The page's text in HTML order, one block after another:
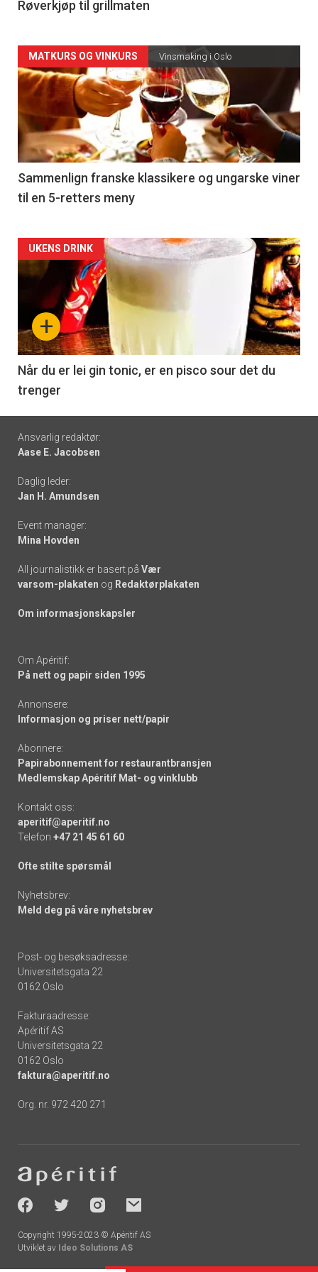
4
Røverkjøp til grillmaten
Forsiden
akkurat
nå
-
5
MATKURS OG VINKURS Vinsmaking i Oslo
Sammenlign franske klassikere og ungarske viner
til en 5-retters meny
Forsiden
akkurat
nå
-
6
+
UKENS DRINK
Når du er lei gin tonic, er en pisco sour det du
trenger
Footer
-
links
Ansvarlig redaktør:
Aase E. Jacobsen
Daglig leder:
Jan H. Amundsen
Event manager:
Mina Hovden
All journalistikk er basert på Vær
varsom-plakaten og Redaktørplakaten
Om informasjonskapsler
Om Apéritif:
På nett og papir siden 1995
Annonsere:
Informasjon og priser nett/papir
Abonnere:
Papirabonnement for restaurantbransjen
Medlemskap Apéritif Mat- og vinklubb
Kontakt oss:
aperitif@aperitif.no
Telefon +47 21 45 61 60
Ofte stilte spørsmål
Nyhetsbrev:
Meld deg på våre nyhetsbrev
Post- og besøksadresse:
Universitetsgata 22
0162 Oslo
Fakturaadresse:
Apéritif AS
Universitetsgata 22
0162 Oslo
faktura@aperitif.no
Org. nr. 972 420 271
-
socials
Copyright 1995-2023 © Apéritif AS
Utviklet av Ideo Solutions AS